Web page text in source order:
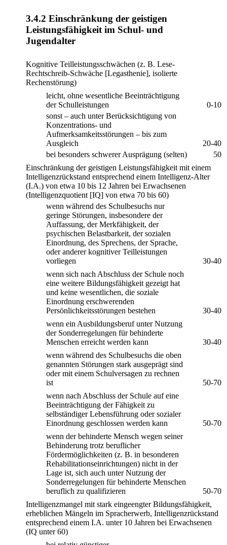
3.4.2 Einschränkung der geistigen
Leistungsfähigkeit im Schul- und
Jugendalter
Kognitive Teilleistungsschwächen (z. B. Lese-
Rechtschreib-Schwäche [Legasthenie], isolierte
Rechenstörung)
leicht, ohne wesentliche Beeinträchtigung
der Schulleistungen
0-10
sonst – auch unter Berücksichtigung von
Konzentrations- und
Aufmerksamkeitsstörungen – bis zum
Ausgleich
20-40
bei besonders schwerer Ausprägung (selten)
50
Einschränkung der geistigen Leistungsfähigkeit mit einem
Intelligenzrückstand entsprechend einem Intelligenz-Alter
(I.A.) von etwa 10 bis 12 Jahren bei Erwachsenen
(Intelligenzquotient [IQ] von etwa 70 bis 60)
wenn während des Schulbesuchs nur
geringe Störungen, insbesondere der
Auffassung, der Merkfähigkeit, der
psychischen Belastbarkeit, der sozialen
Einordnung, des Sprechens, der Sprache,
oder anderer kognitiver Teilleistungen
vorliegen
30-40
wenn sich nach Abschluss der Schule noch
eine weitere Bildungsfähigkeit gezeigt hat
und keine wesentlichen, die soziale
Einordnung erschwerenden
Persönlichkeitsstörungen bestehen
30-40
wenn ein Ausbildungsberuf unter Nutzung
der Sonderregelungen für behinderte
Menschen erreicht werden kann
30-40
wenn während des Schulbesuchs die oben
genannten Störungen stark ausgeprägt sind
oder mit einem Schulversagen zu rechnen
ist
50-70
wenn nach Abschluss der Schule auf eine
Beeinträchtigung der Fähigkeit zu
selbständiger Lebensführung oder sozialer
Einordnung geschlossen werden kann
50-70
wenn der behinderte Mensch wegen seiner
Behinderung trotz beruflicher
Fördermöglichkeiten (z. B. in besonderen
Rehabilitationseinrichtungen) nicht in der
Lage ist, sich auch unter Nutzung der
Sonderregelungen für behinderte Menschen
beruflich zu qualifizieren
50-70
Intelligenzmangel mit stark eingeengter Bildungsfähigkeit,
erheblichen Mängeln im Spracherwerb, Intelligenzrückstand
entsprechend einem I.A. unter 10 Jahren bei Erwachsenen
(IQ unter 60)